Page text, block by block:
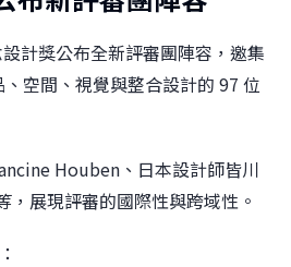
計獎公布全新評審團陣容，邀集
空間、視覺與整合設計的 97 位
Houben、日本設計師皆川
，展現評審的國際性與跨域性。